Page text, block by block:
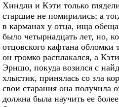
Хиндли и Кэти только
старшие не помирились; а
в карманах у отца, ища
было четырнадцать лет, но,
отцовского кафтана обломки
он громко расплакался, а
Эрншо, покуда возился с
хлыстик, принялась со зла
свои старания она получила
должна была научить ее